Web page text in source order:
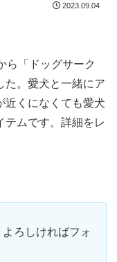
2023.09.04
ら「ドッグサーク
た。愛犬と一緒にア
近くになくても愛犬
テムです。詳細をレ
ろしければフォ